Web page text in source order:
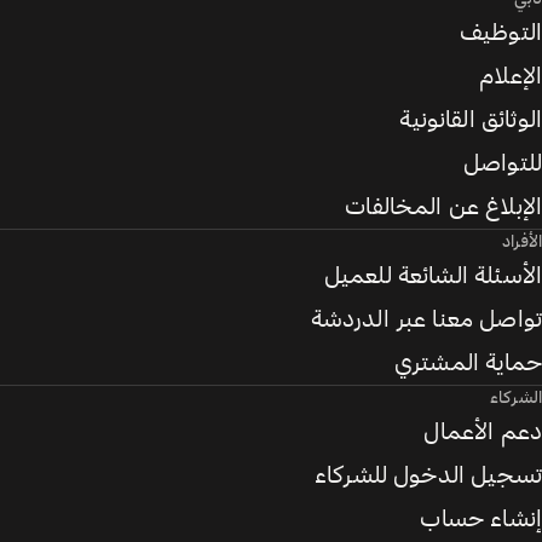
التوظيف
الإعلام
الوثائق القانونية
للتواصل
الإبلاغ عن المخالفات
الأفراد
الأسئلة الشائعة للعميل
تواصل معنا عبر الدردشة
حماية المشتري
الشركاء
دعم الأعمال
تسجيل الدخول للشركاء
إنشاء حساب